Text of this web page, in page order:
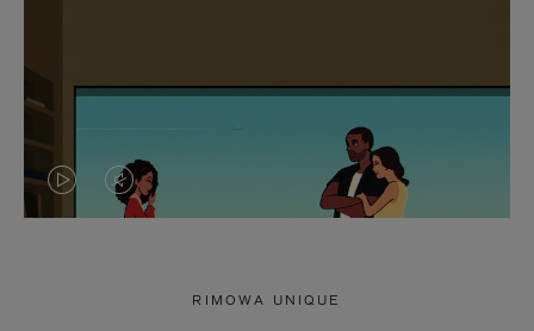
LA LE
RIMOWA UNIQUE